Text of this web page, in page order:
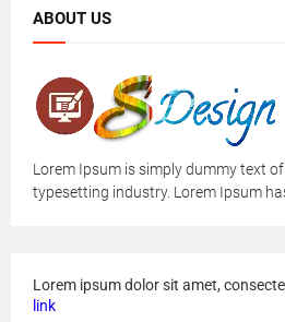
ABOUT US
Lorem Ipsum is simply dummy text
typesetting industry. Lorem Ipsum
Lorem ipsum dolor sit amet,
link